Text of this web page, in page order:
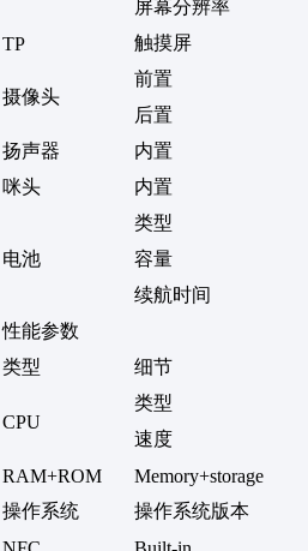
屏幕分辨率
TP
触摸屏
摄像头
前置
后置
扬声器
内置
咪头
内置
电池
类型
容量
续航时间
性能参数
类型
细节
CPU
类型
速度
RAM+ROM
Memory+storage
操作系统
操作系统版本